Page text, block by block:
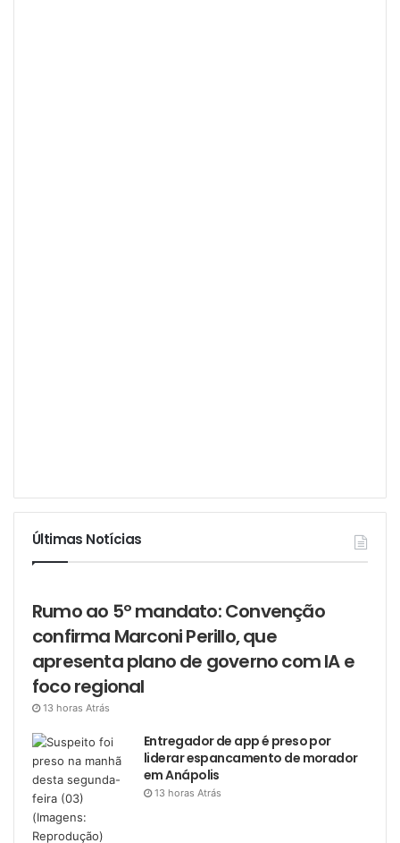
Últimas Notícias
Rumo ao 5º mandato: Convenção
confirma Marconi Perillo, que
apresenta plano de governo com IA e
foco regional
13 horas Atrás
Entregador de app é preso por
liderar espancamento de morador
em Anápolis
13 horas Atrás